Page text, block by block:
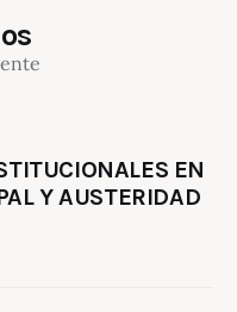
EN
Y AUSTERIDAD